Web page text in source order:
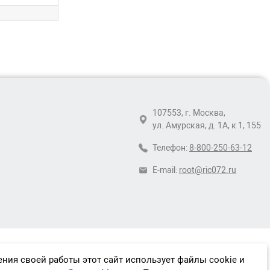
107553, г. Москва,
ул. Амурская, д. 1А, к 1, 155
Телефон: 8-800-250-63-12
E-mail: root@ric072.ru
своей работы этот сайт использует файлы cookie и